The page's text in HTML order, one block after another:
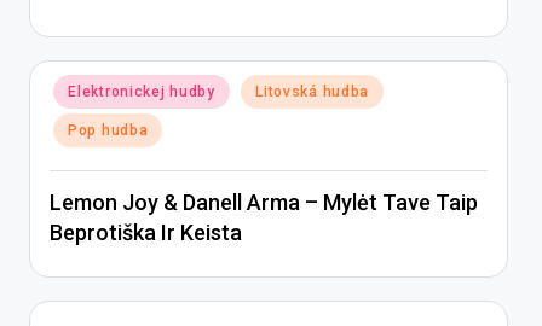
Posted
in
Elektronickej hudby Litovská hudba
Pop hudba
Lemon Joy & Danell Arma – Mylėt Tave Taip
Beprotiška Ir Keista